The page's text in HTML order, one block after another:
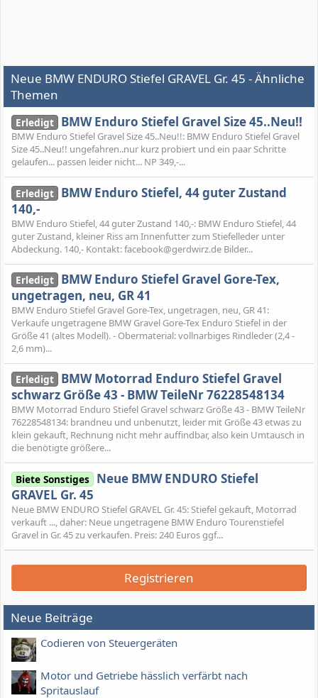
Neue BMW ENDURO Stiefel GRAVEL Gr. 45 - Ähnliche
Themen
Erledigt BMW Enduro Stiefel Gravel Size 45..Neu!!
BMW Enduro Stiefel Gravel Size 45..Neu!!: BMW Enduro Stiefel Gravel
Size 45..Neu!! ungefahren..nur kurz probiert und ein paar Schritte
gelaufen... passen leider nicht... NP 349,-...
Erledigt BMW Enduro Stiefel, 44 guter Zustand
140,-
BMW Enduro Stiefel, 44 guter Zustand 140,-: BMW Enduro Stiefel, 44
guter Zustand, kleiner Riss am Innenfutter zum Stiefelleder unter
Abdeckung. 140,- Kontakt: facebook@gerdwirz.de Bilder...
Erledigt BMW Enduro Stiefel Gravel Gore-Tex,
ungetragen, neu, GR 41
BMW Enduro Stiefel Gravel Gore-Tex, ungetragen, neu, GR 41:
Verkaufe ungetragene BMW Gravel Gore-Tex Enduro Stiefel in der
Größe 41 (altes Modell). - Obermaterial: vollnarbiges Rindleder (2,4 -
2,6 mm)...
Erledigt BMW Motorrad Enduro Stiefel Gravel
schwarz Größe 43 - BMW TeileNr 76228548134
BMW Motorrad Enduro Stiefel Gravel schwarz Größe 43 - BMW TeileNr
76228548134: brandneu und unbenutzt, leider mit Größe 43 etwas zu
klein gekauft, Rechnung nicht mehr auffindbar, also kein Umtausch in
die benötigte größere...
Biete Sonstiges Neue BMW ENDURO Stiefel
GRAVEL Gr. 45
Neue BMW ENDURO Stiefel GRAVEL Gr. 45: Stiefel gekauft, Motorrad
verkauft ..., daher: Neue ungetragene BMW Enduro Tourenstiefel
Gravel in Gr. 45 zu verkaufen. Preis: 240 Euros ggf...
Registrieren
Neue Beiträge
Codieren von Steuergeräten
Motor und Getriebe hässlich verfärbt nach
Spritauslauf